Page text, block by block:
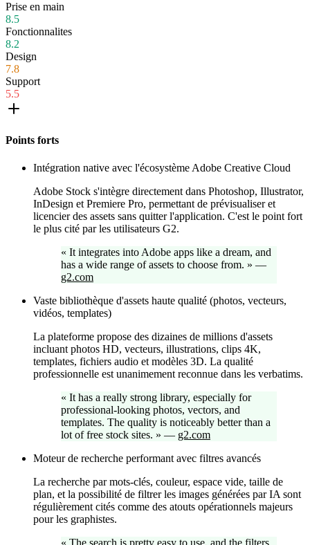
Prise en main
8.5
Fonctionnalites
8.2
Design
7.8
Support
5.5
Points forts
Intégration native avec l'écosystème Adobe Creative Cloud
Adobe Stock s'intègre directement dans Photoshop, Illustrator,
InDesign et Premiere Pro, permettant de prévisualiser et
licencier des assets sans quitter l'application. C'est le point fort
le plus cité par les utilisateurs G2.
« It integrates into Adobe apps like a dream, and
has a wide range of assets to choose from. » —
g2.com
Vaste bibliothèque d'assets haute qualité (photos, vecteurs,
vidéos, templates)
La plateforme propose des dizaines de millions d'assets
incluant photos HD, vecteurs, illustrations, clips 4K,
templates, fichiers audio et modèles 3D. La qualité
professionnelle est unanimement reconnue dans les verbatims.
« It has a really strong library, especially for
professional-looking photos, vectors, and
templates. The quality is noticeably better than a
lot of free stock sites. » — g2.com
Moteur de recherche performant avec filtres avancés
La recherche par mots-clés, couleur, espace vide, taille de
plan, et la possibilité de filtrer les images générées par IA sont
régulièrement cités comme des atouts opérationnels majeurs
pour les graphistes.
« The search is pretty easy to use, and the filters